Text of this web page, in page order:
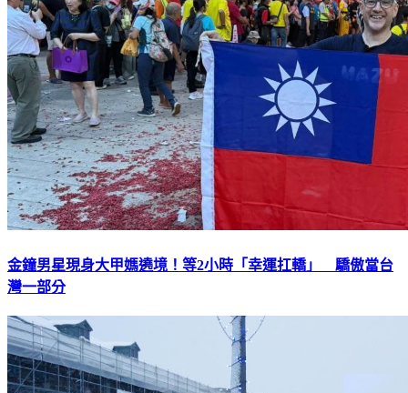
金鐘男星現身大甲媽遶境！等2小時「幸運扛轎」 驕傲當台
灣一部分